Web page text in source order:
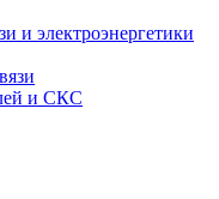
и электроэнергетики
и СКС